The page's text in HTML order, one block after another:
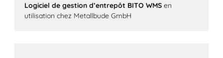
Logiciel de gestion d’entrepôt BITO WMS en
utilisation chez Metallbude GmbH